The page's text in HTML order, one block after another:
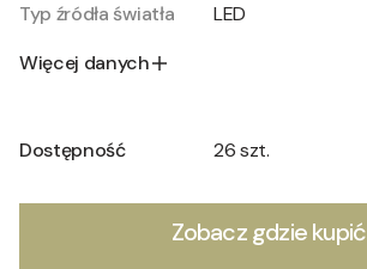
Typ źródła światła
LED
Więcej danych
Dostępność 26 szt.
Zobacz gdzie kupić